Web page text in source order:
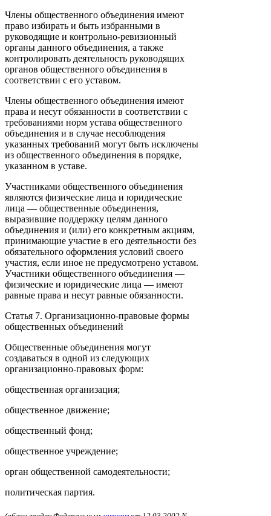
Члены общественного объединения имеют
право избирать и быть избранными в
руководящие и контрольно-ревизионный
органы данного объединения, а также
контролировать деятельность руководящих
органов общественного объединения в
соответствии с его уставом.
Члены общественного объединения имеют
права и несут обязанности в соответствии с
требованиями норм устава общественного
объединения и в случае несоблюдения
указанных требований могут быть исключены
из общественного объединения в порядке,
указанном в уставе.
Участниками общественного объединения
являются физические лица и юридические
лица — общественные объединения,
выразившие поддержку целям данного
объединения и (или) его конкретным акциям,
принимающие участие в его деятельности без
обязательного оформления условий своего
участия, если иное не предусмотрено уставом.
Участники общественного объединения —
физические и юридические лица — имеют
равные права и несут равные обязанности.
Статья 7. Организационно-правовые формы
общественных объединений
Общественные объединения могут
создаваться в одной из следующих
организационно-правовых форм:
общественная организация;
общественное движение;
общественный фонд;
общественное учреждение;
орган общественной самодеятельности;
политическая партия.